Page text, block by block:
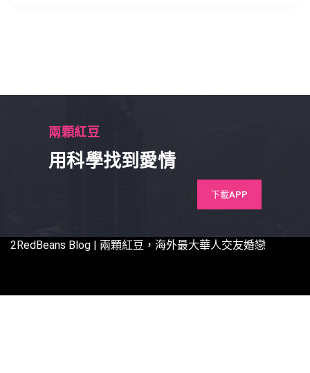
兩顆紅豆
用科學找到愛情
下載APP
2RedBeans Blog | 兩顆紅豆，海外最大華人交友婚戀